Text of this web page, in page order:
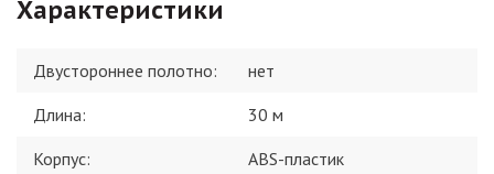
Характеристики
Двустороннее полотно:
нет
Длина:
30 м
Корпус:
ABS-пластик